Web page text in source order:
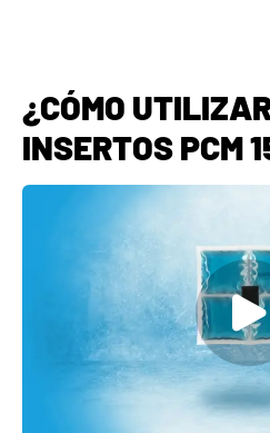
¿CÓMO
INSERTOS PCM